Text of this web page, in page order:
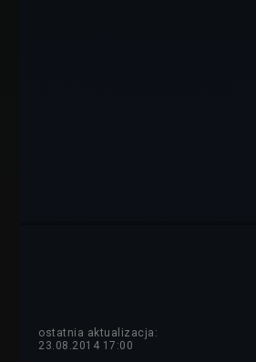
ostatnia aktualizacja:
23.08.2014 17:00